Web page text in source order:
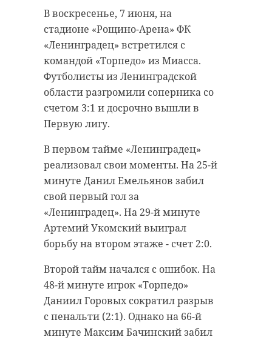
В воскресенье, 7 июня, на
стадионе «Рощино-Арена» ФК
«Ленинградец» встретился с
командой «Торпедо» из Миасса.
Футболисты из Ленинградской
области разгромили соперника со
счетом 3:1 и досрочно вышли в
Первую лигу.
В первом тайме «Ленинградец»
реализовал свои моменты. На 25-й
минуте Данил Емельянов забил
свой первый гол за
«Ленинградец». На 29-й минуте
Артемий Укомский выиграл
борьбу на втором этаже - счет 2:0.
Второй тайм начался с ошибок. На
48-й минуте игрок «Торпедо»
Даниил Горовых сократил разрыв
с пенальти (2:1). Однако на 66-й
минуте Максим Бачинский забил